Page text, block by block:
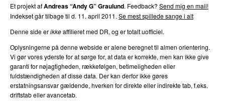
44. The Mercy Seat (Live 2013)
lør 9. nov 2013
44. Nature Boy
søn 14. jul 2013
44. Waiting for You
søn 6. okt 2019
47. Breathless
Et projekt afAndreas “Andy G” Graulund. Feedback? Send mig en mail!
Indekset går tilbage til d. 11. april 2011. Se mest spillede sange i alt
Denne side erikkeaffilieret med DR, og er totalt uofficiel.
Oplysningerne på denne webside er alene beregnet til almen orientering.
Vi gør vores yderste for at sørge for, at data er korrekte, men kan ikke give
garanti for nøjagtigheden, rækkefølgen, betimeligheden eller
fuldstændigheden af disse data. Der kan derfor ikke gøres
erstatningsansvar gældende, hverken for direkte eller indirekte tab, f.eks.
driftstab eller avancetab.